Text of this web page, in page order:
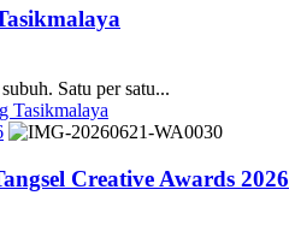
Satu per satu...
Tasikmalaya
Creative Awards 2026